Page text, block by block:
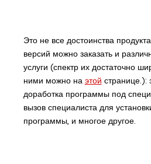
Это не все достоинства
версий можно заказать и
услуги (спектр их достаточно
ними можно на этой странице.):
доработка программы под
вызов специалиста для
программы, и многое другое.